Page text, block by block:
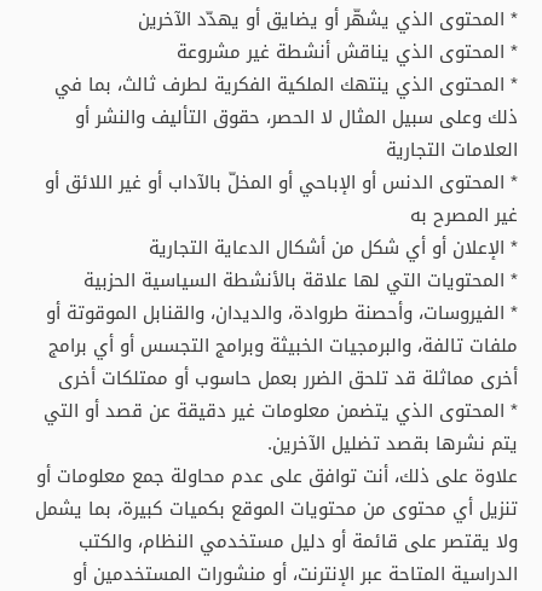
* المحتوى الذي يشهّر أو يضايق أو يهدّد الآخرين
* المحتوى الذي يناقش أنشطة غير مشروعة
* المحتوى الذي ينتهك الملكية الفكرية لطرف ثالث، بما في
ذلك وعلى سبيل المثال لا الحصر، حقوق التأليف والنشر أو
العلامات التجارية
* المحتوى الدنس أو الإباحي أو المخلّ بالآداب أو غير اللائق أو
غير المصرح به
* الإعلان أو أي شكل من أشكال الدعاية التجارية
* المحتويات التي لها علاقة بالأنشطة السياسية الحزبية
* الفيروسات، وأحصنة طروادة، والديدان، والقنابل الموقوتة أو
ملفات تالفة، والبرمجيات الخبيثة وبرامج التجسس أو أي برامج
أخرى مماثلة قد تلحق الضرر بعمل حاسوب أو ممتلكات أخرى
* المحتوى الذي يتضمن معلومات غير دقيقة عن قصد أو التي
يتم نشرها بقصد تضليل الآخرين.
علاوة على ذلك، أنت توافق على عدم محاولة جمع معلومات أو
تنزيل أي محتوى من محتويات الموقع بكميات كبيرة، بما يشمل
ولا يقتصر على قائمة أو دليل مستخدمي النظام، والكتب
الدراسية المتاحة عبر الإنترنت، أو منشورات المستخدمين أو